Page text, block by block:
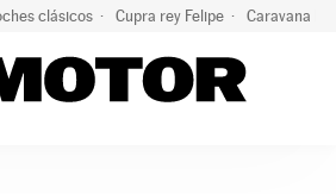
clásicos Cupra rey Felipe Caravana